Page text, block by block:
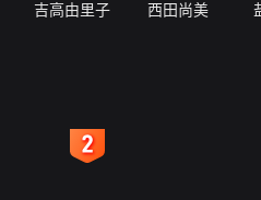
吉高由里子 西田尚美